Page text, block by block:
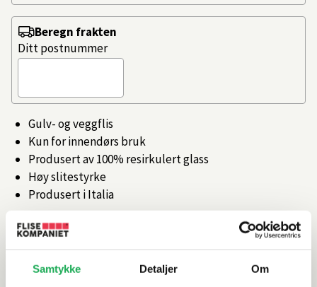
Samtykke Detaljer Om
Gulv- og veggflis
Kun for innendørs bruk
Produsert av 100% resirkulert glass
Høy slitestyrke
Produsert i Italia
Artikkelnr.101475571
Beregn frakten
Ditt postnummer
Produktinformasjon